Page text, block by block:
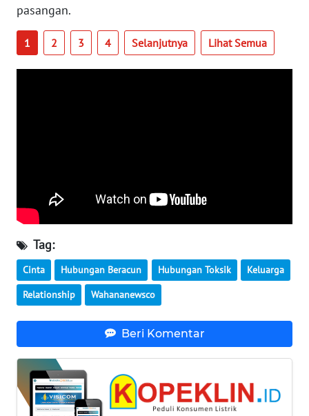
pasangan.
1 2 3 4 Selanjutnya Lihat Semua
Tag:
Cinta Hubungan Beracun Hubungan Toksik Keluarga
Relationship Wahananewsco
Beri Komentar
WN
RIAU
WN
WN
SULTENG
WN
WN
BABEL